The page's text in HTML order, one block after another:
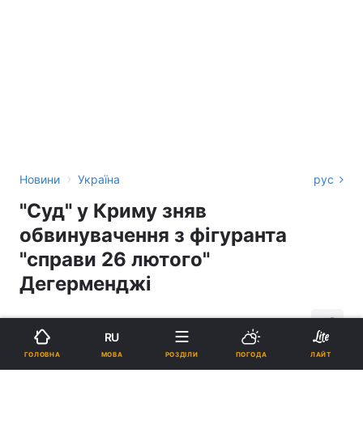
Новини › Україна рус
"Суд" у Криму зняв
обвинувачення з фігуранта
"справи 26 лютого"
Дегерменджі
Підпишіться на нас в Google
ГОЛОВНА
RU
МОВА РОЗДІЛИ ПОГОДА ЛАЙТ